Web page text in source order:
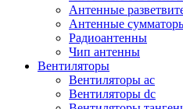
Антенные
Антенные
Радиоантенны
Чип антенны
Вентиляторы
Вентиляторы ac
Вентиляторы dc